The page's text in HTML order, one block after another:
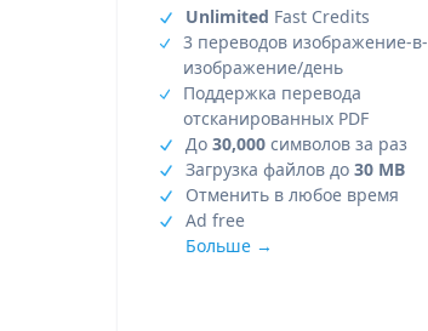
Unlimited Fast Credits
3 переводов изображение-в-
изображение/день
Поддержка перевода
отсканированных PDF
До 30,000 символов за раз
Загрузка файлов до 30 MB
Отменить в любое время
Ad free
Больше →